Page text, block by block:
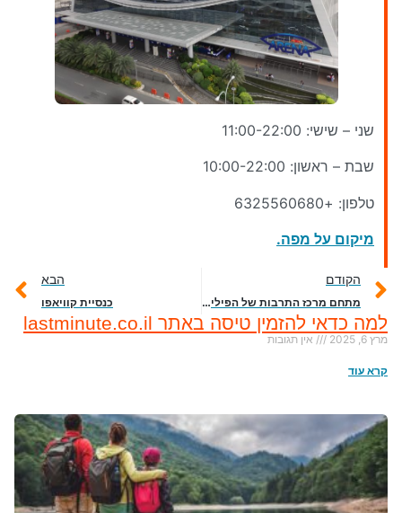
שני – שישי: 11:00-22:00
שבת – ראשון: 10:00-22:00
טלפון: +6325560680
מיקום על מפה.
הקודם
מתחם מרכז התרבות של הפיליפינים
הבא
כנסיית קוויאפו
למה כדאי להזמין טיסה באתר lastminute.co.il
מרץ 6, 2025 אין תגובות
קרא עוד